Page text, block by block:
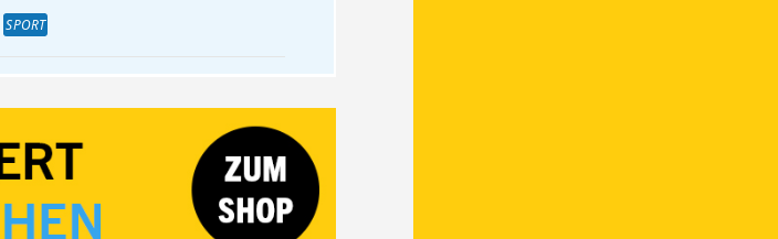
SPORT